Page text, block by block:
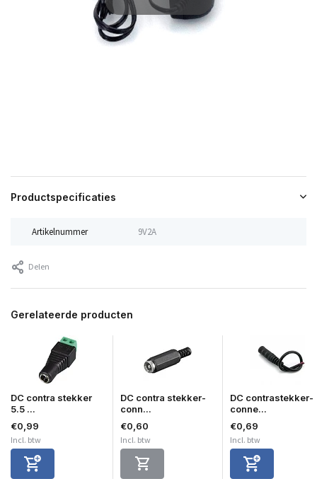
Productspecificaties
Artikelnummer 9V2A
Delen
Gerelateerde producten
DC contra stekker
5.5 ...
€0,99
Incl. btw
DC contra stekker-
conn...
€0,60
Incl. btw
DC contrastekker-
conne...
€0,69
Incl. btw